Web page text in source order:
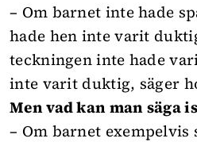
– Om barnet inte hade
hade hen inte varit
teckningen inte hade
inte varit duktig, säger
Men vad kan man säga
– Om barnet exempelvis